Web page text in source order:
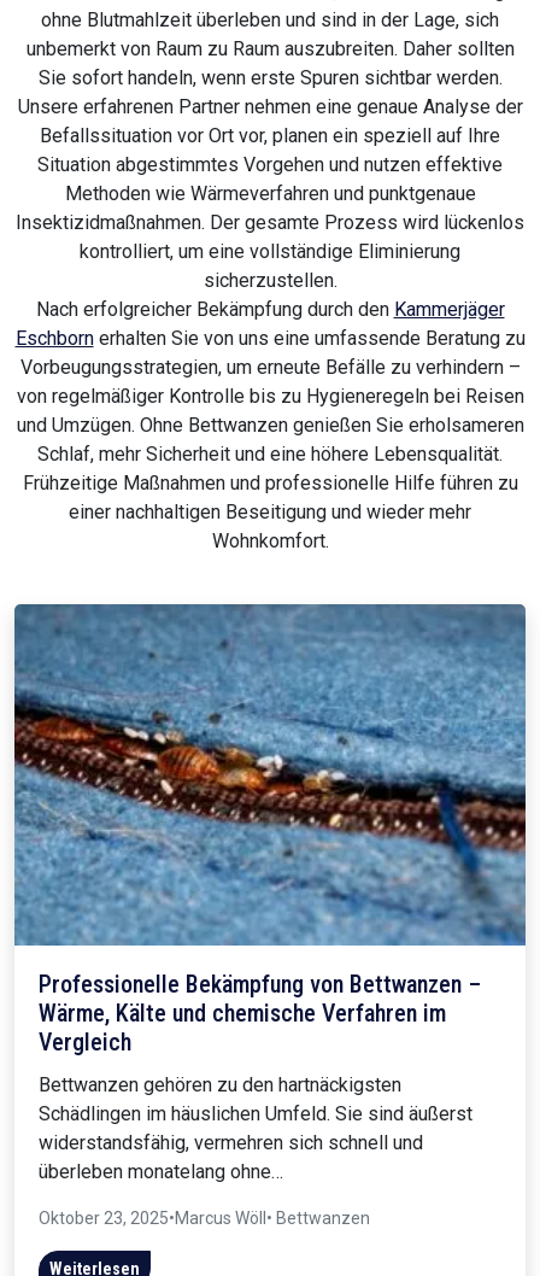
ohne Blutmahlzeit überleben und sind in der Lage, sich
unbemerkt von Raum zu Raum auszubreiten. Daher sollten
Sie sofort handeln, wenn erste Spuren sichtbar werden.
Unsere erfahrenen Partner nehmen eine genaue Analyse der
Befallssituation vor Ort vor, planen ein speziell auf Ihre
Situation abgestimmtes Vorgehen und nutzen effektive
Methoden wie Wärmeverfahren und punktgenaue
Insektizidmaßnahmen. Der gesamte Prozess wird lückenlos
kontrolliert, um eine vollständige Eliminierung
sicherzustellen.
Nach erfolgreicher Bekämpfung durch den Kammerjäger
Eschbornerhalten Sie von uns eine umfassende Beratung zu
Vorbeugungsstrategien, um erneute Befälle zu verhindern –
von regelmäßiger Kontrolle bis zu Hygieneregeln bei Reisen
und Umzügen. Ohne Bettwanzen genießen Sie erholsameren
Schlaf, mehr Sicherheit und eine höhere Lebensqualität.
Frühzeitige Maßnahmen und professionelle Hilfe führen zu
einer nachhaltigen Beseitigung und wieder mehr
Wohnkomfort.
Professionelle Bekämpfung von Bettwanzen –
Wärme, Kälte und chemische Verfahren im
Vergleich
Bettwanzen gehören zu den hartnäckigsten
Schädlingen im häuslichen Umfeld. Sie sind äußerst
widerstandsfähig, vermehren sich schnell und
überleben monatelang ohne…
Oktober 23, 2025•Marcus Wöll • Bettwanzen
Weiterlesen